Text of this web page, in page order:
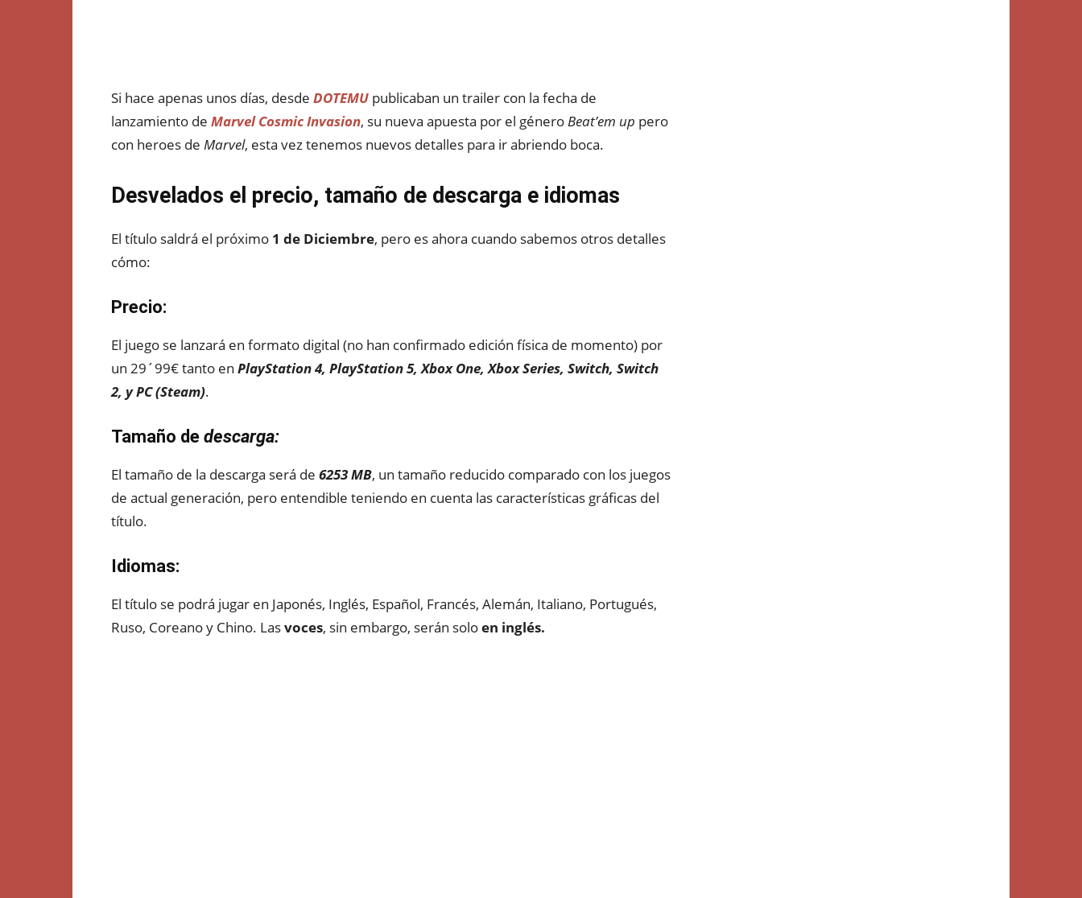
Si hace apenas unos días, desde DOTEMU publicaban un trailer con la fecha de
lanzamiento de Marvel Cosmic Invasion, su nueva apuesta por el géneroBeat’em up pero
con heroes de Marvel, esta vez tenemos nuevos detalles para ir abriendo boca.
Desvelados el precio, tamaño de descarga e idiomas
El título saldrá el próximo 1 de Diciembre, pero es ahora cuando sabemos otros detalles
cómo:
Precio:
El juego se lanzará en formato digital (no han confirmado edición física de momento) por
un 29´99€ tanto en PlayStation 4, PlayStation 5, Xbox One, Xbox Series, Switch, Switch
2, y PC (Steam).
Tamaño de descarga:
El tamaño de la descarga será de 6253 MB, un tamaño reducido comparado con los juegos
de actual generación, pero entendible teniendo en cuenta las características gráficas del
título.
Idiomas:
El título se podrá jugar en Japonés, Inglés, Español, Francés, Alemán, Italiano, Portugués,
Ruso, Coreano y Chino. Lasvoces, sin embargo, serán soloen inglés.